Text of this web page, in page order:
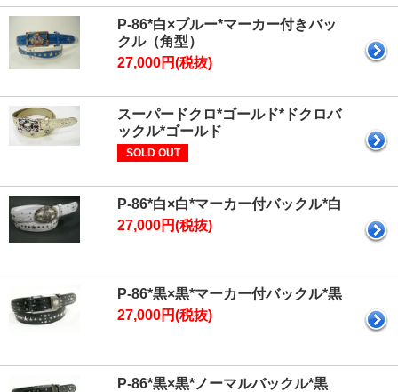
P-86*白×ブルー*マーカー付きバッ
クル（角型）
27,000円(税抜)
スーパードクロ*ゴールド*ドクロバ
ックル*ゴールド
SOLD OUT
P-86*白×白*マーカー付バックル*白
27,000円(税抜)
P-86*黒×黒*マーカー付バックル*黒
27,000円(税抜)
P-86*黒×黒*ノーマルバックル*黒